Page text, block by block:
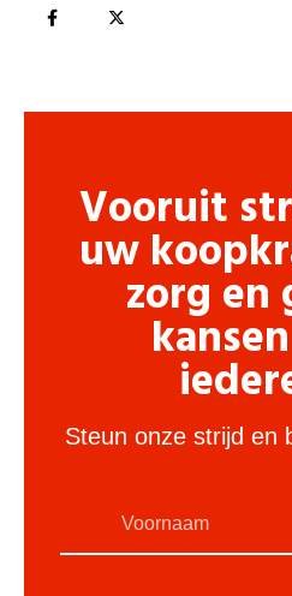
Vooruit
uw
zorg en
Steun onze strijd en